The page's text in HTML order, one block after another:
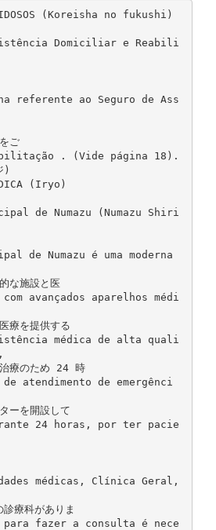
IDOSOS (Koreisha no fukushi)
Domiciliar e Reabili
referente ao Seguro de Ass
ご
. (Vide página 18).
)
(Iryo)
de Numazu (Numazu Shiri
de Numazu é uma moderna
な施設と医
avançados aparelhos médi
療を提供する
médica de alta quali
治療のため 24 時
de atendimento de emergênci
ーを開設して
24 horas, por ter pacie
médicas, Clínica Geral,
療科がありま
fazer a consulta é nece